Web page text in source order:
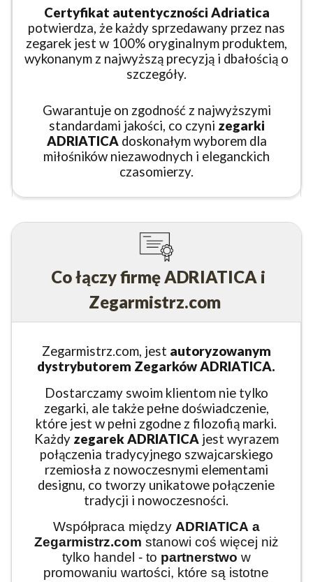
Certyfikat autentyczności Adriatica
potwierdza, że każdy sprzedawany przez nas
zegarek jest w 100% oryginalnym produktem,
wykonanym z najwyższą precyzją i dbałością o
szczegóły.
Gwarantuje on zgodność z najwyższymi
standardami jakości, co czyni zegarki
ADRIATICA doskonałym wyborem dla
miłośników niezawodnych i eleganckich
czasomierzy.
Co łączy firmę ADRIATICA i
Zegarmistrz.com
Zegarmistrz.com, jest autoryzowanym
dystrybutorem Zegarków ADRIATICA.
Dostarczamy swoim klientom nie tylko
zegarki, ale także pełne doświadczenie,
które jest w pełni zgodne z filozofią marki.
Każdy zegarek ADRIATICA jest wyrazem
połączenia tradycyjnego szwajcarskiego
rzemiosła z nowoczesnymi elementami
designu, co tworzy unikatowe połączenie
tradycji i nowoczesności.
Współpraca między ADRIATICA a
Zegarmistrz.com stanowi coś więcej niż
tylko handel - to partnerstwo w
promowaniu wartości, które są istotne